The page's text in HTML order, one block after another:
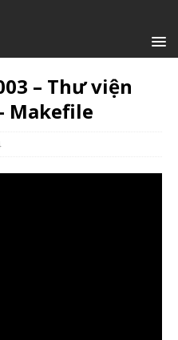
– Thư viện
Makefile